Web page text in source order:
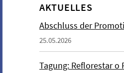
AKTUELLES
Abschluss der
25.05.2026
Tagung: Reflorestar o